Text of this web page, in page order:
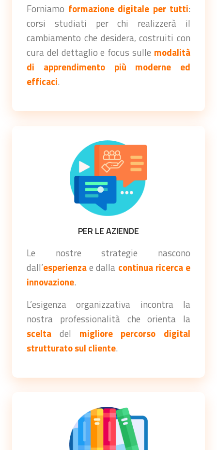
PER LE AZIENDE
Le nostre strategie nascono
dall’esperienzae dalla continua ricerca e
innovazione.
L’esigenza organizzativa incontra la
nostra professionalità che orienta la
scelta del migliore percorso digital
strutturato sul cliente.
Forniamo formazione digitale per tutti:
corsi studiati per chi realizzerà il
cambiamento che desidera, costruiti con
cura del dettaglio e focus sulle modalità
di apprendimento più moderne ed
efficaci.